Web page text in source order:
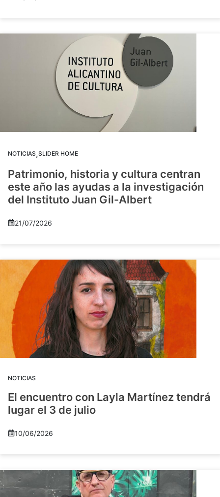
NOTICIAS,SLIDER HOME
Patrimonio, historia y cultura centran
este año las ayudas a la investigación
del Instituto Juan Gil-Albert
21/07/2026
NOTICIAS
El encuentro con Layla Martínez tendrá
lugar el 3 de julio
10/06/2026